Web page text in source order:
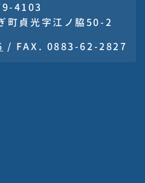
4103
町貞光字江ノ脇50-2
/ FAX. 0883-62-2827